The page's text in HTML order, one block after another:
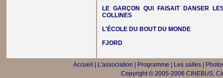
LE GARÇON QUI FAISAIT DANSER
COLLINES
L'ÉCOLE DU BOUT DU MONDE
FJORD
Accueil L'association Programme Les salles|
Copyright © 2005-2006 CINEBUS,